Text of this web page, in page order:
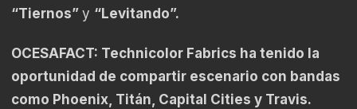
“Tiernos” y “Levitando”.
OCESAFACT: Technicolor Fabrics ha tenido la
oportunidad de compartir escenario con bandas
como Phoenix, Titán, Capital Cities y Travis.